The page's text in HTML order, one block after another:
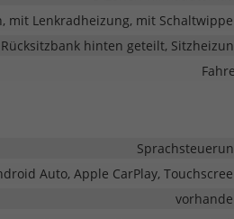
Lenkradheizung, mit
hinten geteilt,
Auto, Apple CarPlay,